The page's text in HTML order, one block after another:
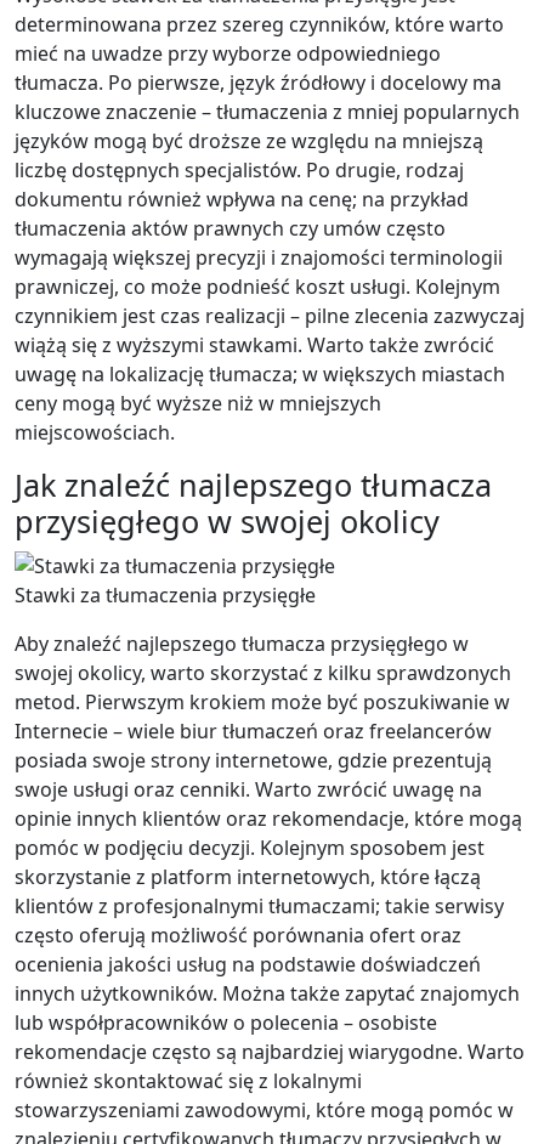
determinowana przez szereg czynników, które warto
mieć na uwadze przy wyborze odpowiedniego
tłumacza. Po pierwsze, język źródłowy i docelowy ma
kluczowe znaczenie – tłumaczenia z mniej popularnych
języków mogą być droższe ze względu na mniejszą
liczbę dostępnych specjalistów. Po drugie, rodzaj
dokumentu również wpływa na cenę; na przykład
tłumaczenia aktów prawnych czy umów często
wymagają większej precyzji i znajomości terminologii
prawniczej, co może podnieść koszt usługi. Kolejnym
czynnikiem jest czas realizacji – pilne zlecenia zazwyczaj
wiążą się z wyższymi stawkami. Warto także zwrócić
uwagę na lokalizację tłumacza; w większych miastach
ceny mogą być wyższe niż w mniejszych
miejscowościach.
Jak znaleźć najlepszego tłumacza
przysięgłego w swojej okolicy
Stawki za tłumaczenia przysięgłe
Aby znaleźć najlepszego tłumacza przysięgłego w
swojej okolicy, warto skorzystać z kilku sprawdzonych
metod. Pierwszym krokiem może być poszukiwanie w
Internecie – wiele biur tłumaczeń oraz freelancerów
posiada swoje strony internetowe, gdzie prezentują
swoje usługi oraz cenniki. Warto zwrócić uwagę na
opinie innych klientów oraz rekomendacje, które mogą
pomóc w podjęciu decyzji. Kolejnym sposobem jest
skorzystanie z platform internetowych, które łączą
klientów z profesjonalnymi tłumaczami; takie serwisy
często oferują możliwość porównania ofert oraz
ocenienia jakości usług na podstawie doświadczeń
innych użytkowników. Można także zapytać znajomych
lub współpracowników o polecenia – osobiste
rekomendacje często są najbardziej wiarygodne. Warto
również skontaktować się z lokalnymi
stowarzyszeniami zawodowymi, które mogą pomóc w